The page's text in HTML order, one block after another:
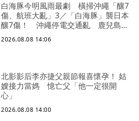
白海豚今明風雨最劇 橫掃沖繩「釀7
傷、航班大亂」3／「白海豚」襲日本
釀7傷！ 沖繩停電交通亂 鹿兒島建
築毀
2026.08.08 14:06
北影影后李亦捷父親節報喜懷孕！ 姑
嫂接力當媽 憶亡父「他一定很開
心」
2026.08.08 14:00